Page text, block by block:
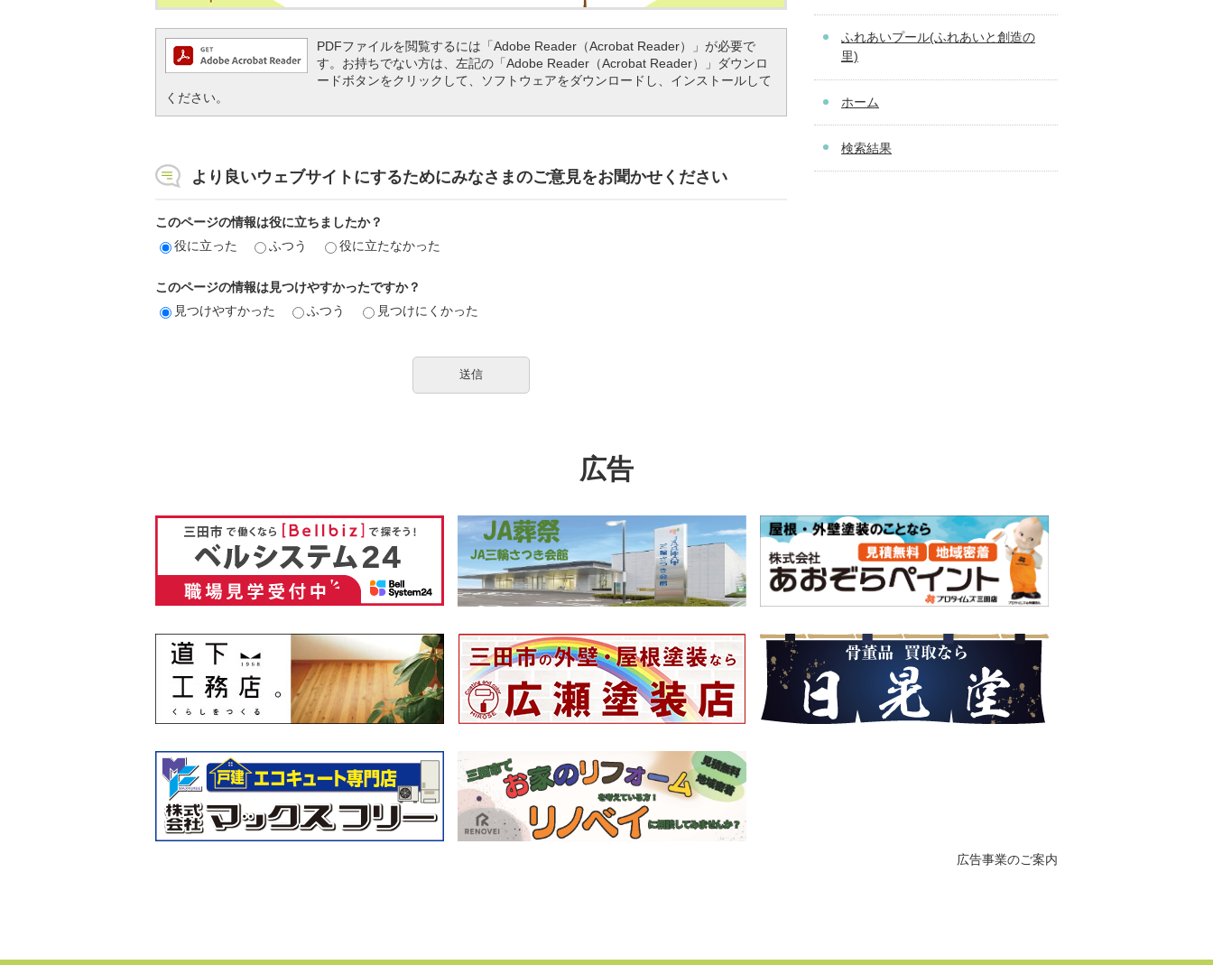
PDFファイルを閲覧するには「Adobe Reader（Acrobat Reader）」が必要で
す。お持ちでない方は、左記の「Adobe Reader（Acrobat Reader）」ダウンロ
ードボタンをクリックして、ソフトウェアをダウンロードし、インストールして
ください。
より良いウェブサイトにするためにみなさまのご意見をお聞かせください
このページの情報は役に立ちましたか？
役に立った
ふつう 役に立たなかった
このページの情報は見つけやすかったですか？
見つけやすかった
ふつう 見つけにくかった
ふれあいプール(ふれあいと創造の
里)
ホーム
検索結果
広告
広告事業のご案内